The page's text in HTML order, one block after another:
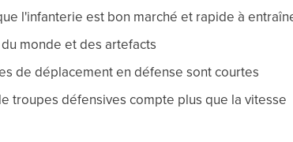
l'infanterie est bon marché et rapide à
monde et des artefacts
de déplacement en défense sont courtes
troupes défensives compte plus que la vitesse